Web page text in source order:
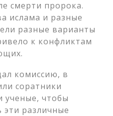
смерти пророка.
ислама и разные
разные варианты
к конфликтам
комиссию, в
соратники
ученые, чтобы
эти различные